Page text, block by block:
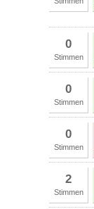
0
Stimmen
0
Stimmen
0
Stimmen
2
Stimmen